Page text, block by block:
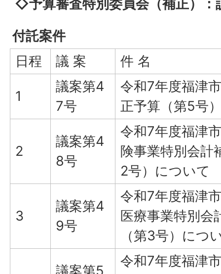
◇予算審査特別委員会（補正）：
付託案件
日程
議 案 件 名
1
議案第4
7号
令和7年度福津
正予算（第5号
2
議案第4
8号
令和7年度福津
険事業特別会計
2号）について
3
議案第4
9号
令和7年度福津
医療事業特別会
（第3号）につ
令和7年度福津